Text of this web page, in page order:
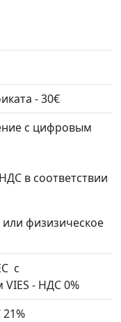
- 30€
с цифровым
в соответствии
физизическое
с
- НДС 0%